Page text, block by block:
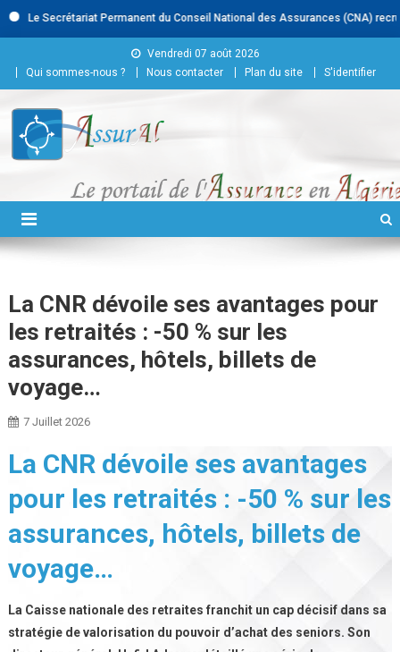
Le Secrétariat Permanent du Conseil National des Assurances (CNA)
Vendredi 07 août 2026
Qui sommes-nous ?
Nous contacter Plan du site S'identifier
Conseil National des
La CNR dévoile ses avantages pour
les retraités : -50 % sur les
assurances, hôtels, billets de
voyage…
7 Juillet 2026
La CNR dévoile ses avantages
pour les retraités : -50 % sur les
assurances, hôtels, billets de
voyage…
La Caisse nationale des retraites franchit un cap décisif dans sa
stratégie de valorisation du pouvoir d’achat des seniors. Son